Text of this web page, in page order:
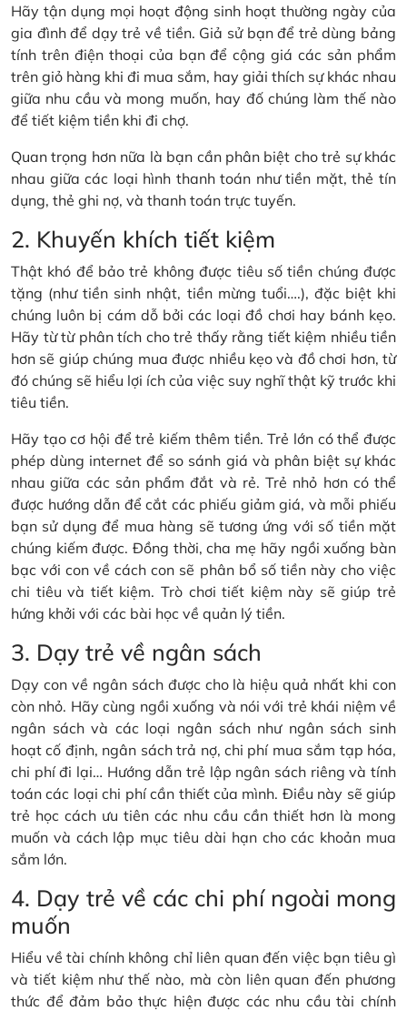
Hãy tận dụng mọi hoạt động sinh hoạt thường ngày của
gia đình để dạy trẻ về tiền. Giả sử bạn để trẻ dùng bảng
tính trên điện thoại của bạn để cộng giá các sản phẩm
trên giỏ hàng khi đi mua sắm, hay giải thích sự khác nhau
giữa nhu cầu và mong muốn, hay đố chúng làm thế nào
để tiết kiệm tiền khi đi chợ.
Quan trọng hơn nữa là bạn cần phân biệt cho trẻ sự khác
nhau giữa các loại hình thanh toán như tiền mặt, thẻ tín
dụng, thẻ ghi nợ, và thanh toán trực tuyến.
2. Khuyến khích tiết kiệm
Thật khó để bảo trẻ không được tiêu số tiền chúng được
tặng (như tiền sinh nhật, tiền mừng tuổi….), đặc biệt khi
chúng luôn bị cám dỗ bởi các loại đồ chơi hay bánh kẹo.
Hãy từ từ phân tích cho trẻ thấy rằng tiết kiệm nhiều tiền
hơn sẽ giúp chúng mua được nhiều kẹo và đồ chơi hơn, từ
đó chúng sẽ hiểu lợi ích của việc suy nghĩ thật kỹ trước khi
tiêu tiền.
Hãy tạo cơ hội để trẻ kiếm thêm tiền. Trẻ lớn có thể được
phép dùng internet để so sánh giá và phân biệt sự khác
nhau giữa các sản phẩm đắt và rẻ. Trẻ nhỏ hơn có thể
được hướng dẫn để cắt các phiếu giảm giá, và mỗi phiếu
bạn sử dụng để mua hàng sẽ tương ứng với số tiền mặt
chúng kiếm được. Đồng thời, cha mẹ hãy ngồi xuống bàn
bạc với con về cách con sẽ phân bổ số tiền này cho việc
chi tiêu và tiết kiệm. Trò chơi tiết kiệm này sẽ giúp trẻ
hứng khởi với các bài học về quản lý tiền.
3. Dạy trẻ về ngân sách
Dạy con về ngân sách được cho là hiệu quả nhất khi con
còn nhỏ. Hãy cùng ngồi xuống và nói với trẻ khái niệm về
ngân sách và các loại ngân sách như ngân sách sinh
hoạt cố định, ngân sách trả nợ, chi phí mua sắm tạp hóa,
chi phí đi lại… Hướng dẫn trẻ lập ngân sách riêng và tính
toán các loại chi phí cần thiết của mình. Điều này sẽ giúp
trẻ học cách ưu tiên các nhu cầu cần thiết hơn là mong
muốn và cách lập mục tiêu dài hạn cho các khoản mua
sắm lớn.
4. Dạy trẻ về các chi phí ngoài mong
muốn
Hiểu về tài chính không chỉ liên quan đến việc bạn tiêu gì
và tiết kiệm như thế nào, mà còn liên quan đến phương
thức để đảm bảo thực hiện được các nhu cầu tài chính